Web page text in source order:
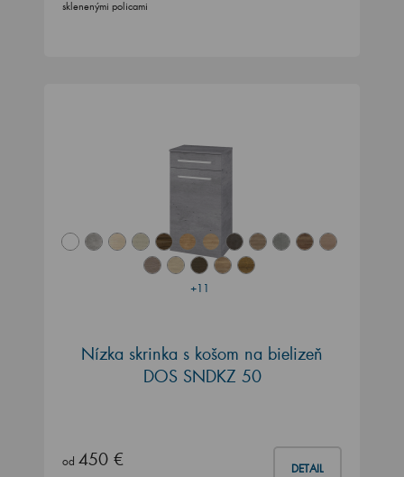
sklenenými policami
+11
Nízka skrinka s košom na bielizeň
DOS SNDKZ 50
od 450 € DETAIL